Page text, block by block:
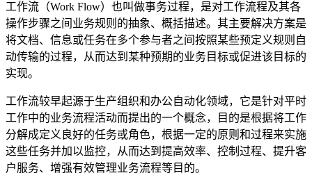
工作流（Work Flow）也叫做事务过程，是对工作流程及其各
操作步骤之间业务规则的抽象、概括描述。其主要解决方案是
将文档、信息或任务在多个参与者之间按照某些预定义规则自
动传输的过程，从而达到某种预期的业务目标或促进该目标的
实现。
工作流较早起源于生产组织和办公自动化领域，它是针对平时
工作中的业务流程活动而提出的一个概念，目的是根据将工作
分解成定义良好的任务或角色，根据一定的原则和过程来实施
这些任务并加以监控，从而达到提高效率、控制过程、提升客
户服务、增强有效管理业务流程等目的。